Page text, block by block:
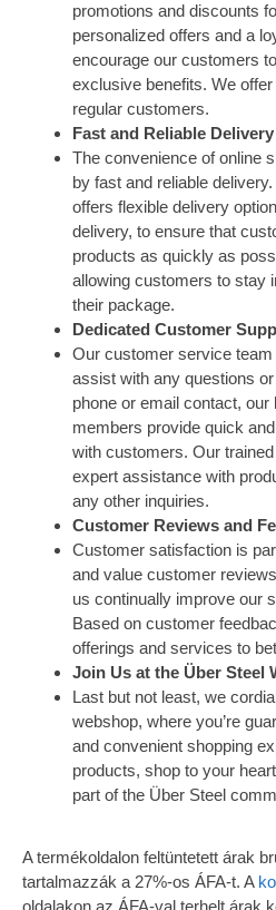
promotions and discounts
personalized offers and a
encourage our customers
exclusive benefits. We
regular customers.
Fast and Reliable Delivery
The convenience of online
by fast and reliable
offers flexible delivery
delivery, to ensure that
products as quickly as
allowing customers to stay
their package.
Dedicated Customer
Our customer service
assist with any questions
phone or email contact,
members provide quick
with customers. Our
expert assistance with
any other inquiries.
Customer Reviews and
Customer satisfaction is
and value customer
us continually improve our
Based on customer
offerings and services to
Join Us at the Über Steel
Last but not least, we
webshop, where you’re
and convenient shopping
products, shop to your
part of the Über Steel
A termékoldalon feltüntetett árak
tartalmazzák a 27%-os ÁFA-t. A
oldalakon az ÁFA-val terhelt árak